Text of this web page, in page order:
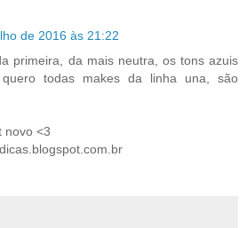
de 2016 às 21:22
primeira, da mais neutra, os tons azuis
todas makes da linha una, são
novo <3